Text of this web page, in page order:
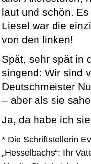
laut und schön.
Liesel war die
von den linken!
Spät, sehr spät in
singend: Wir sind
Deutschmeister
– aber als sie
Ja, da habe ich
* Die Schriftstellerin
„Hesselbachs“: Ihr